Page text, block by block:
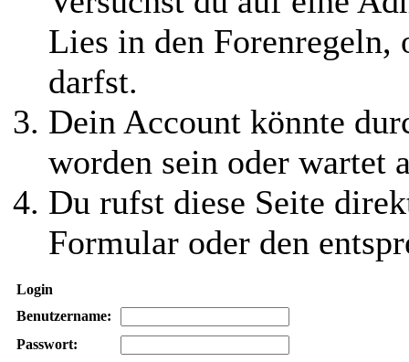
Lies in den Forenregeln,
darfst.
Dein Account könnte
worden sein oder wartet
Du rufst diese Seite
Formular oder den
Login
Benutzername:
Passwort: